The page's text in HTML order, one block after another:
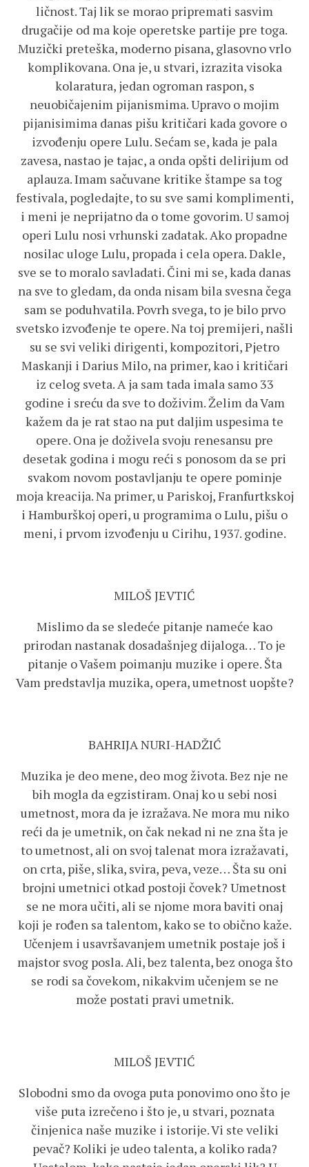
ličnost. Taj lik se morao pripremati sasvim
drugačije od ma koje operetske partije pre toga.
Muzički preteška, moderno pisana, glasovno vrlo
komplikovana. Ona je, u stvari, izrazita visoka
kolaratura, jedan ogroman raspon, s
neuobičajenim pijanismima. Upravo o mojim
pijanisimima danas pišu kritičari kada govore o
izvođenju opere Lulu. Sećam se, kada je pala
zavesa, nastao je tajac, a onda opšti delirijum od
aplauza. Imam sačuvane kritike štampe sa tog
festivala, pogledajte, to su sve sami komplimenti,
i meni je neprijatno da o tome govorim. U samoj
operi Lulu nosi vrhunski zadatak. Ako propadne
nosilac uloge Lulu, propada i cela opera. Dakle,
sve se to moralo savladati. Čini mi se, kada danas
na sve to gledam, da onda nisam bila svesna čega
sam se poduhvatila. Povrh svega, to je bilo prvo
svetsko izvođenje te opere. Na toj premijeri, našli
su se svi veliki dirigenti, kompozitori, Pjetro
Maskanji i Darius Milo, na primer, kao i kritičari
iz celog sveta. A ja sam tada imala samo 33
godine i sreću da sve to doživim. Želim da Vam
kažem da je rat stao na put daljim uspesima te
opere. Ona je doživela svoju renesansu pre
desetak godina i mogu reći s ponosom da se pri
svakom novom postavljanju te opere pominje
moja kreacija. Na primer, u Pariskoj, Franfurtkskoj
i Hamburškoj operi, u programima o Lulu, pišu o
meni, i prvom izvođenju u Cirihu, 1937. godine.
MILOŠ JEVTIĆ
Mislimo da se sledeće pitanje nameće kao
prirodan nastanak dosadašnjeg dijaloga… To je
pitanje o Vašem poimanju muzike i opere. Šta
Vam predstavlja muzika, opera, umetnost uopšte?
BAHRIJA NURI-HADŽIĆ
Muzika je deo mene, deo mog života. Bez nje ne
bih mogla da egzistiram. Onaj ko u sebi nosi
umetnost, mora da je izražava. Ne mora mu niko
reći da je umetnik, on čak nekad ni ne zna šta je
to umetnost, ali on svoj talenat mora izražavati,
on crta, piše, slika, svira, peva, veze… Šta su oni
brojni umetnici otkad postoji čovek? Umetnost
se ne mora učiti, ali se njome mora baviti onaj
koji je rođen sa talentom, kako se to obično kaže.
Učenjem i usavršavanjem umetnik postaje još i
majstor svog posla. Ali, bez talenta, bez onoga što
se rodi sa čovekom, nikakvim učenjem se ne
može postati pravi umetnik.
MILOŠ JEVTIĆ
Slobodni smo da ovoga puta ponovimo ono što je
više puta izrečeno i što je, u stvari, poznata
činjenica naše muzike i istorije. Vi ste veliki
pevač? Koliki je udeo talenta, a koliko rada?